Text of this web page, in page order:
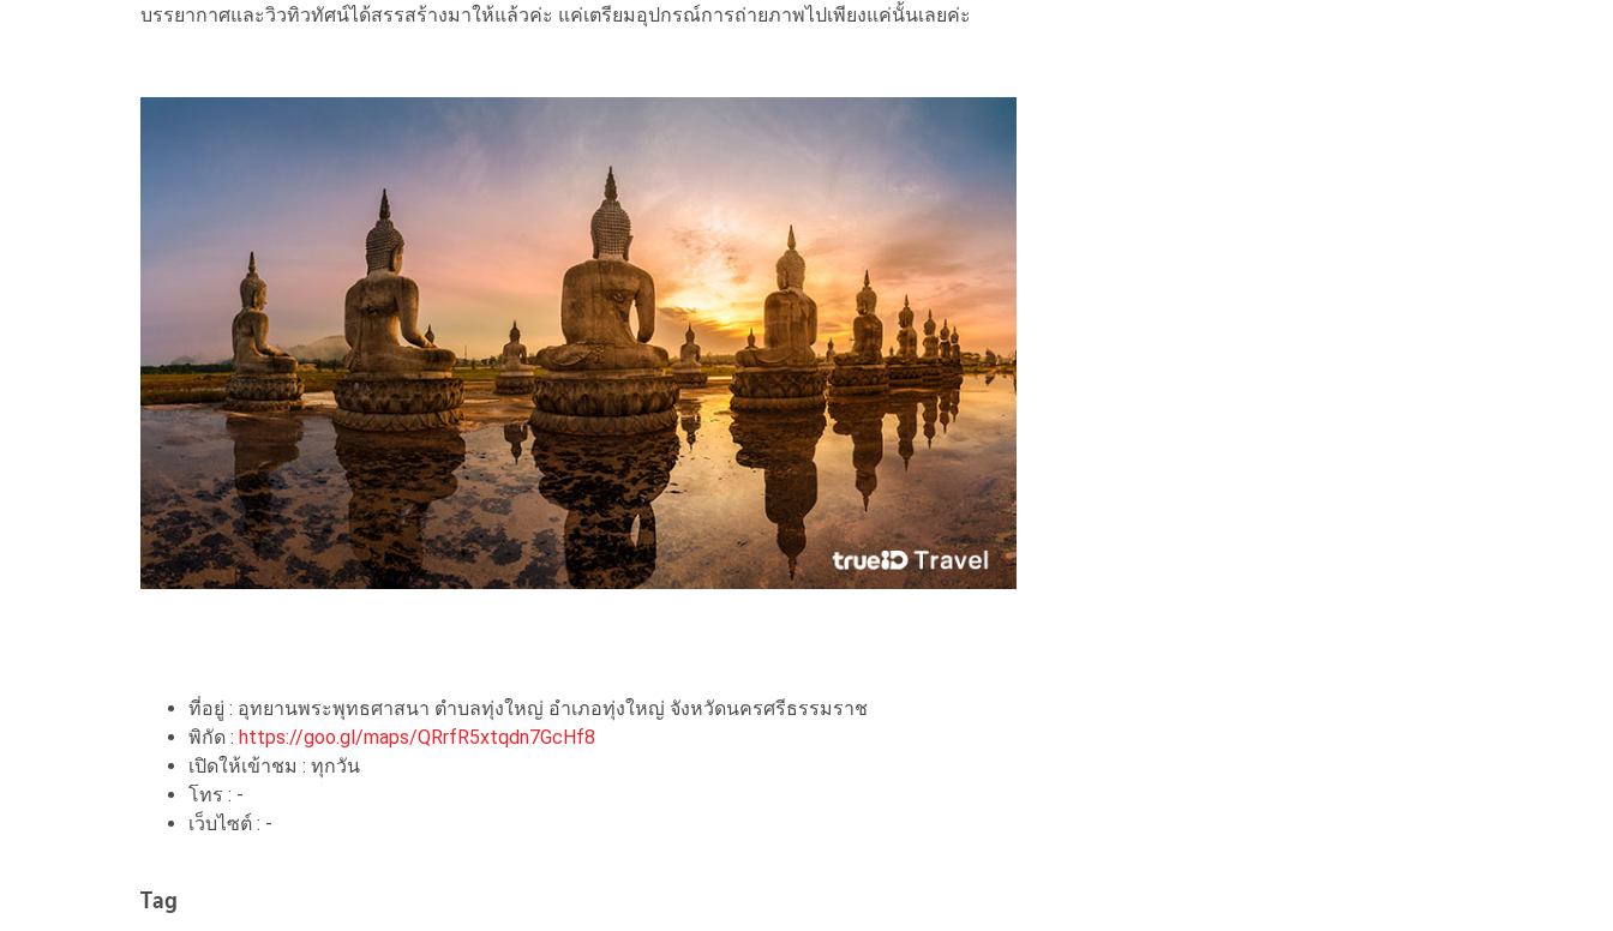
บรรยากาศและวิวทิวทัศน์ได้สรรสร้างมาให้แล้วค่ะ แค่เตรียมอุปกรณ์การถ่ายภาพไปเพียงแค่นั้นเลยค่ะ
ที่อยู่ : อุทยานพระพุทธศาสนา ตำบลทุ่งใหญ่ อำเภอทุ่งใหญ่ จังหวัดนครศรีธรรมราช
พิกัด : https://goo.gl/maps/QRrfR5xtqdn7GcHf8
เปิดให้เข้าชม : ทุกวัน
โทร : -
เว็บไซต์ : -
Tag